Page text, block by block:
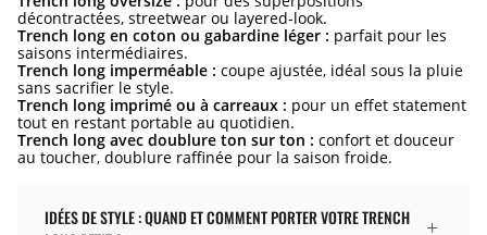
décontractées, streetwear ou layered-look.
Trench long en coton ou gabardine léger : parfait pour les
saisons intermédiaires.
Trench long imperméable : coupe ajustée, idéal sous la pluie
sans sacrifier le style.
Trench long imprimé ou à carreaux : pour un effet statement
tout en restant portable au quotidien.
Trench long avec doublure ton sur ton : confort et douceur
au toucher, doublure raffinée pour la saison froide.
IDÉES DE STYLE : QUAND ET COMMENT PORTER VOTRE TRENCH